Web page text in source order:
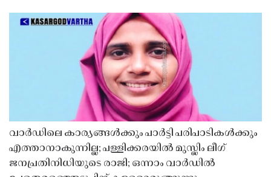
വാർഡിലെ കാര്യങ്ങൾക്കും പാർട്ടി പരിപാടികൾക്കും
എത്താനാകുന്നില്ല; പള്ളിക്കരയിൽ മുസ്ലിം ലീഗ്
ജനപ്രതിനിധിയുടെ രാജി; ഒന്നാം വാർഡിൽ